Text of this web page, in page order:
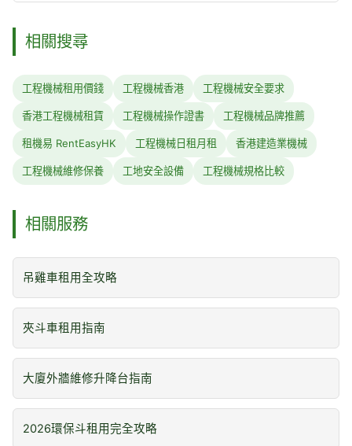
相關搜尋
工程機械租用價錢 工程機械香港 工程機械安全要求
香港工程機械租賃 工程機械操作證書 工程機械品牌推薦
租機易 RentEasyHK 工程機械日租月租 香港建造業機械
工程機械維修保養 工地安全設備 工程機械規格比較
相關服務
吊雞車租用全攻略
夾斗車租用指南
大廈外牆維修升降台指南
2026環保斗租用完全攻略